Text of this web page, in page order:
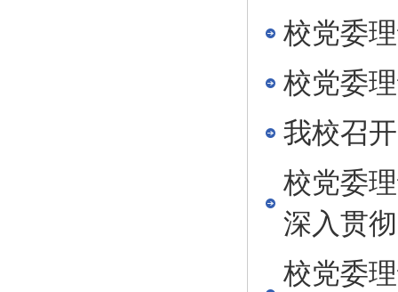
校党委
校党委
我校召
校党委
深入贯
校党委